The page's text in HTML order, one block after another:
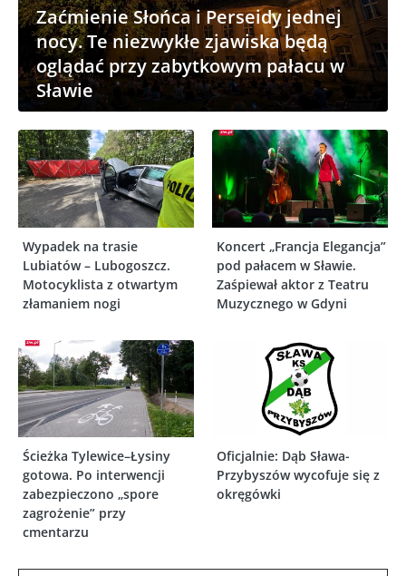
Zaćmienie Słońca i Perseidy jednej
nocy. Te niezwykłe zjawiska będą
oglądać przy zabytkowym pałacu w
Sławie
Wypadek na trasie
Lubiatów – Lubogoszcz.
Motocyklista z otwartym
złamaniem nogi
Koncert „Francja Elegancja”
pod pałacem w Sławie.
Zaśpiewał aktor z Teatru
Muzycznego w Gdyni
Ścieżka Tylewice–Łysiny
gotowa. Po interwencji
zabezpieczono „spore
zagrożenie” przy
cmentarzu
Oficjalnie: Dąb Sława-
Przybyszów wycofuje się z
okręgówki